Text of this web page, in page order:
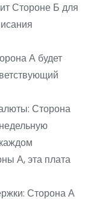
Стороне Б для
А будет
Сторона
А, эта плата
Сторона А